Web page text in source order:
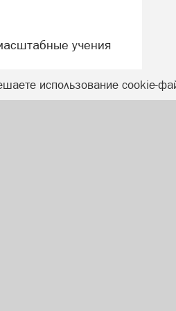
Сартасова. Вход
Вход 50
использование cookie-